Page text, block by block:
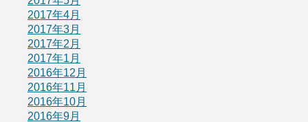
2017年4月
2017年3月
2017年2月
2017年1月
2016年12月
2016年11月
2016年10月
2016年9月